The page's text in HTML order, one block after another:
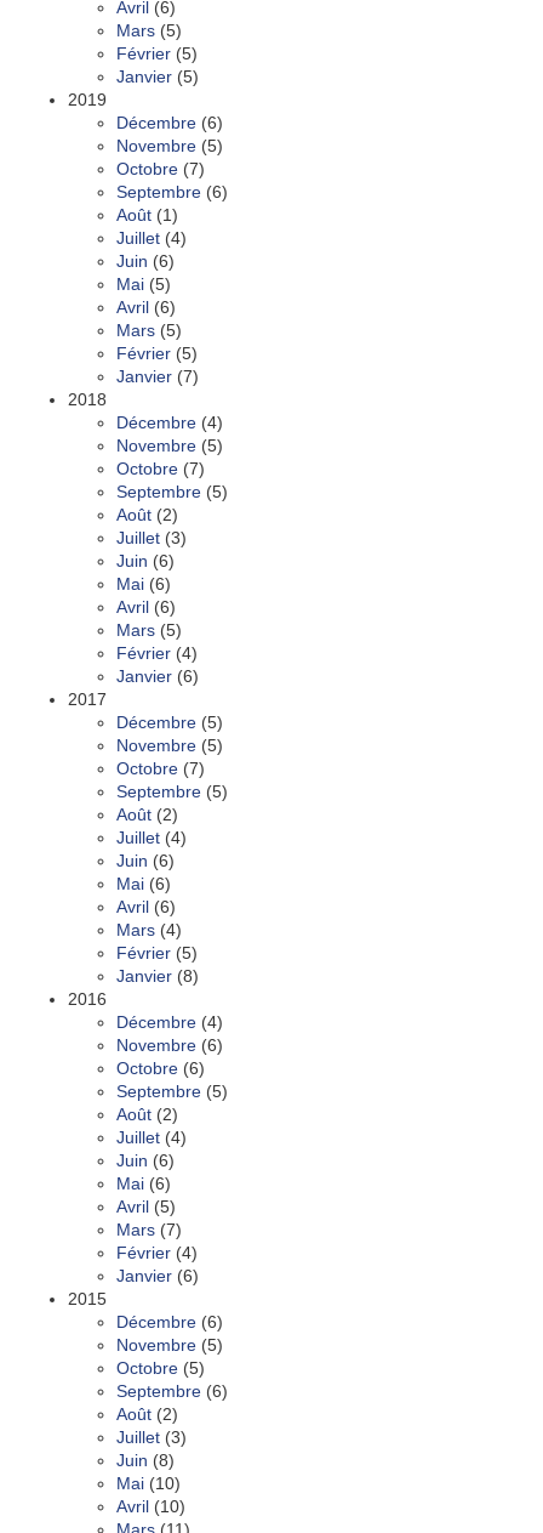
Avril (6)
Mars (5)
Février (5)
Janvier (5)
2019
Décembre (6)
Novembre (5)
Octobre (7)
Septembre (6)
Août (1)
Juillet (4)
Juin (6)
Mai (5)
Avril (6)
Mars (5)
Février (5)
Janvier (7)
2018
Décembre (4)
Novembre (5)
Octobre (7)
Septembre (5)
Août (2)
Juillet (3)
Juin (6)
Mai (6)
Avril (6)
Mars (5)
Février (4)
Janvier (6)
2017
Décembre (5)
Novembre (5)
Octobre (7)
Septembre (5)
Août (2)
Juillet (4)
Juin (6)
Mai (6)
Avril (6)
Mars (4)
Février (5)
Janvier (8)
2016
Décembre (4)
Novembre (6)
Octobre (6)
Septembre (5)
Août (2)
Juillet (4)
Juin (6)
Mai (6)
Avril (5)
Mars (7)
Février (4)
Janvier (6)
2015
Décembre (6)
Novembre (5)
Octobre (5)
Septembre (6)
Août (2)
Juillet (3)
Juin (8)
Mai (10)
Avril (10)